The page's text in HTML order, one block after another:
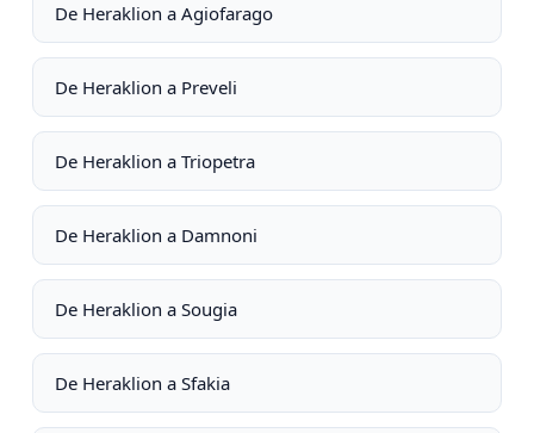
De Heraklion a Agiofarago
De Heraklion a Preveli
De Heraklion a Triopetra
De Heraklion a Damnoni
De Heraklion a Sougia
De Heraklion a Sfakia